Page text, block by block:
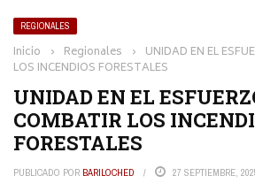
REGIONALES
Inicio › Regionales › UNIDAD EN EL
LOS INCENDIOS FORESTALES
UNIDAD EN EL
COMBATIR LOS
FORESTALES
PUBLICADO POR BARILOCHED 27 SEPTIEMBRE,